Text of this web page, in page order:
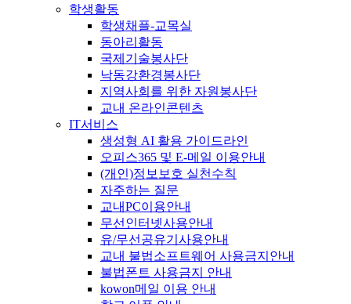
학생활동
학생채플-교목실
동아리활동
국제기술봉사단
낙동강환경봉사단
지역사회를 위한 자원봉사단
교내 온라인콘텐츠
IT서비스
생성형 AI 활용 가이드라인
오피스365 및 E-메일 이용안내
(개인)정보보호 실천수칙
자주하는 질문
교내PC이용안내
무선인터넷사용안내
유/무선공유기사용안내
교내 불법소프트웨어 사용금지안내
불법폰트 사용금지 안내
kowon메일 이용 안내